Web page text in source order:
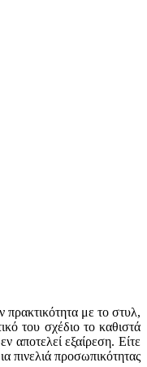
με το στυλ,
του σχέδιο το καθιστά
αποτελεί εξαίρεση. Είτε
πινελιά προσωπικότητας